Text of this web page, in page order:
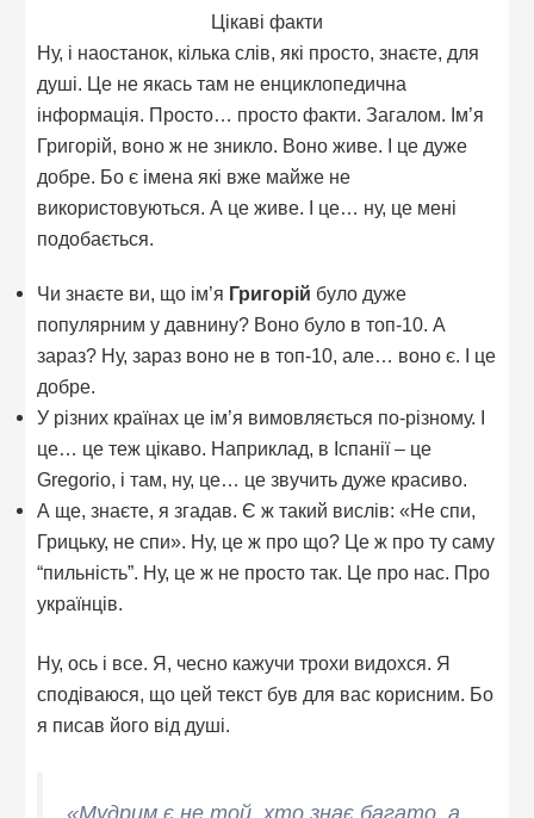
Цікаві факти
Ну, і наостанок, кілька слів, які просто, знаєте, для
душі. Це не якась там не енциклопедична
інформація. Просто… просто факти. Загалом. Ім’я
Григорій, воно ж не зникло. Воно живе. І це дуже
добре. Бо є імена які вже майже не
використовуються. А це живе. І це… ну, це мені
подобається.
Чи знаєте ви, що ім’я Григорій було дуже
популярним у давнину? Воно було в топ-10. А
зараз? Ну, зараз воно не в топ-10, але… воно є. І це
добре.
У різних країнах це ім’я вимовляється по-різному. І
це… це теж цікаво. Наприклад, в Іспанії – це
Gregorio, і там, ну, це… це звучить дуже красиво.
А ще, знаєте, я згадав. Є ж такий вислів: «Не спи,
Грицьку, не спи». Ну, це ж про що? Це ж про ту саму
“пильність”. Ну, це ж не просто так. Це про нас. Про
українців.
Ну, ось і все. Я, чесно кажучи трохи видохся. Я
сподіваюся, що цей текст був для вас корисним. Бо
я писав його від душі.